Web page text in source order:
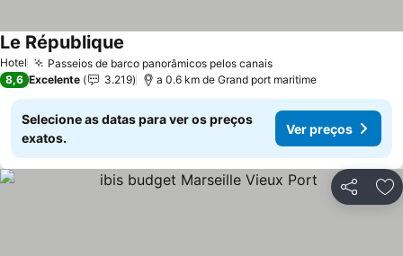
Hotel Passeios de barco panorâmicos pelos canaisVer preços
Le République
8,6 Excelente 3.219 a 0.6 km de Grand port maritime
Selecione as datas para ver os preços
exatos.
Ver preços
Partilhar